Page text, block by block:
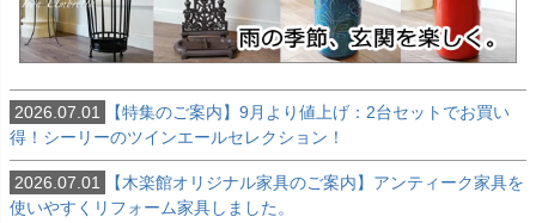
2026.07.01
【特集のご案内】9月より値上げ：2台セットでお買い
得！シーリーのツインエールセレクション！
2026.07.01
【木楽館オリジナル家具のご案内】アンティーク家具を
使いやすくリフォーム家具しました。